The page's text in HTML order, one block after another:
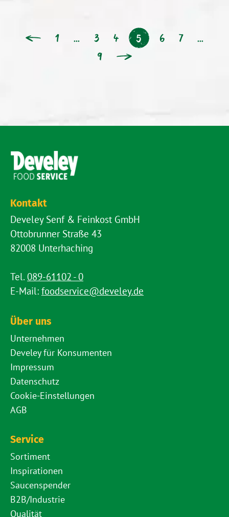
1 … 3 4 5 6 7
…
9
Kontakt
Develey Senf & Feinkost GmbH
Ottobrunner Straße 43
82008 Unterhaching
Tel. 089-61102 - 0
E-Mail: foodservice@develey.de
Über uns
Unternehmen
Develey für Konsumenten
Impressum
Datenschutz
Cookie-Einstellungen
AGB
Service
Sortiment
Inspirationen
Saucenspender
B2B/Industrie
Qualität